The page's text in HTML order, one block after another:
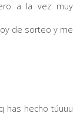
a la vez muy
de sorteo y me
has hecho túuuu